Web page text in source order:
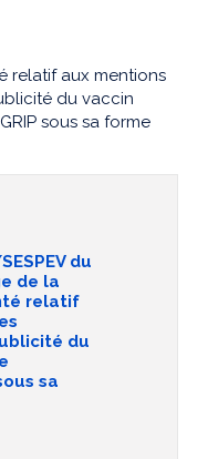
relatif aux mentions
du vaccin
sous sa forme
du
de la
relatif
du
sa